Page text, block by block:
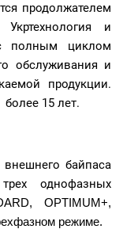
продолжателем
и
с полным циклом
обслуживания и
продукции.
15 лет.
байпаса
однофазных
OPTIMUM+,
режиме.